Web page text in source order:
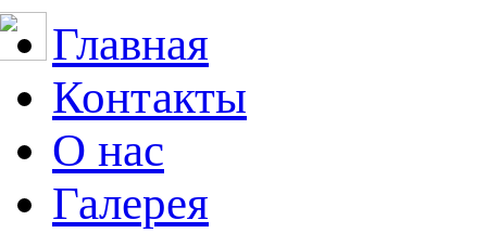
Главная
Контакты
О нас
Галерея